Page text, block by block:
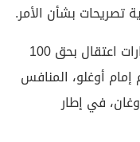
تصريحات بشأن الأمر.
وأصدرت نيابة إسطنبول صباح اليوم قرارات اعتقال بحق 100
أوغلو، المنافس
في إطار